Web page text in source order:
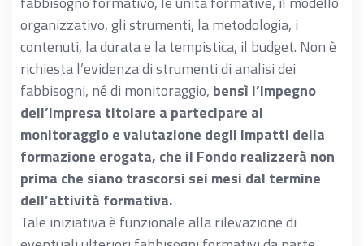
organizzativo, gli strumenti, la metodologia, i
contenuti, la durata e la tempistica, il budget. Non è
richiesta l’evidenza di strumenti di analisi dei
fabbisogni, né di monitoraggio, bensì l’impegno
dell’impresa titolare a partecipare al
monitoraggio e valutazione degli impatti della
formazione erogata, che il Fondo realizzerà non
prima che siano trascorsi sei mesi dal termine
dell’attività formativa.
Tale iniziativa è funzionale alla rilevazione di